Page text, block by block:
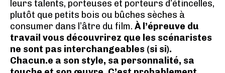
leurs talents, porteuses et porteurs d’étincelles,
plutôt que petits bois ou bûches sèches à
consumer dans l’âtre du film. À l’épreuve du
travail vous découvrirez que les scénaristes
ne sont pas interchangeables (si si).
Chacun.e a son style, sa personnalité, sa